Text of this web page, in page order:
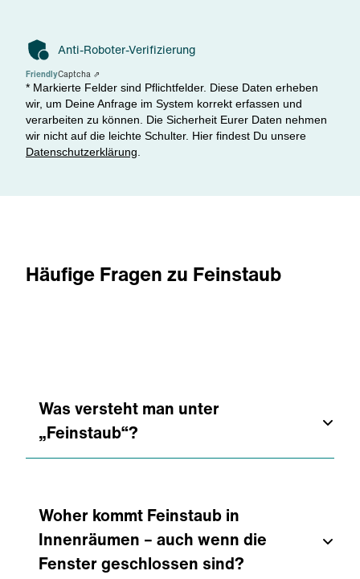
Anti-Roboter-Verifizierung
FriendlyCaptcha ⇗
* Markierte Felder sind Pflichtfelder. Diese Daten erheben
wir, um Deine Anfrage im System korrekt erfassen und
verarbeiten zu können. Die Sicherheit Eurer Daten nehmen
wir nicht auf die leichte Schulter. Hier findest Du unsere
Datenschutzerklärung.
Häufige Fragen zu Feinstaub
Was versteht man unter
„Feinstaub“?
oder Tröpfchen in der Luft – oft mit dem
Kürzel
PM
(particulate matter). Je kleiner
die Partikel (z. B. PM 2,5, PM 1), desto
Woher kommt Feinstaub in
Innenräumen – auch wenn die
Fenster geschlossen sind?